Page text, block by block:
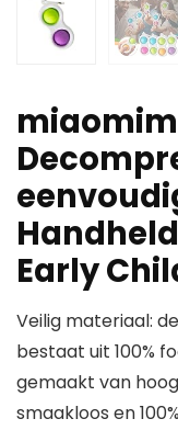
Early
Veilig materiaal:
bestaat uit 100%
gemaakt van
smaakloos en